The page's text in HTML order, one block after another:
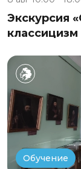
Экскурсия
Обучение